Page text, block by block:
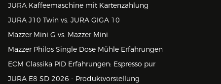
JURA Kaffeemaschine mit Kartenzahlung
JURA J10 Twin vs. JURA GIGA 10
Mazzer Mini G vs. Mazzer Mini
Mazzer Philos Single Dose Mühle Erfahrungen
ECM Classika PID Erfahrungen: Espresso pur
JURA E8 SD 2026 - Produktvorstellung